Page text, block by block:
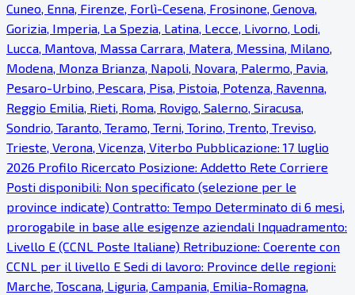
Cuneo, Enna, Firenze, Forlì-Cesena, Frosinone, Genova,
Gorizia, Imperia, La Spezia, Latina, Lecce, Livorno, Lodi,
Lucca, Mantova, Massa Carrara, Matera, Messina, Milano,
Modena, Monza Brianza, Napoli, Novara, Palermo, Pavia,
Pesaro-Urbino, Pescara, Pisa, Pistoia, Potenza, Ravenna,
Reggio Emilia, Rieti, Roma, Rovigo, Salerno, Siracusa,
Sondrio, Taranto, Teramo, Terni, Torino, Trento, Treviso,
Trieste, Verona, Vicenza, Viterbo Pubblicazione: 17 luglio
2026 Profilo Ricercato Posizione: Addetto Rete Corriere
Posti disponibili: Non specificato (selezione per le
province indicate) Contratto: Tempo Determinato di 6 mesi,
prorogabile in base alle esigenze aziendali Inquadramento:
Livello E (CCNL Poste Italiane) Retribuzione: Coerente con
CCNL per il livello E Sedi di lavoro: Province delle regioni:
Marche, Toscana, Liguria, Campania, Emilia-Romagna,